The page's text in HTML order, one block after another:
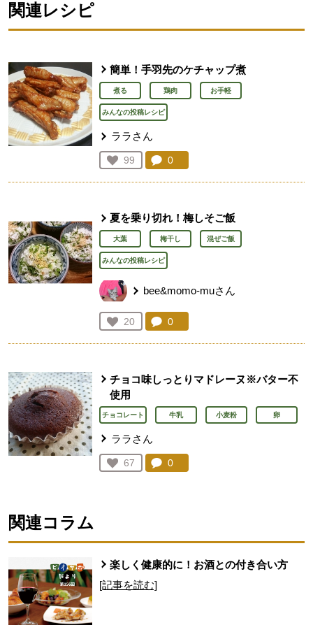
関連レシピ
簡単！手羽先のケチャップ煮
煮る 鶏肉 お手軽
みんなの投稿レシピ
ララさん
お気に入り登録：
99
人が登録
コメント：
0
夏を乗り切れ！梅しそご飯
大葉 梅干し 混ぜご飯
みんなの投稿レシピ
bee&momo-muさん
お気に入り登録：
20
人が登録
コメント：
0
チョコ味しっとりマドレーヌ※バター不
使用
チョコレート 牛乳 小麦粉 卵
ララさん
お気に入り登録：
67
人が登録
コメント：
0
関連コラム
楽しく健康的に！お酒との付き合い方
[記事を読む]